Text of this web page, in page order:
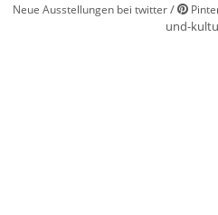
Neue Ausstellungen bei twitter/
und-